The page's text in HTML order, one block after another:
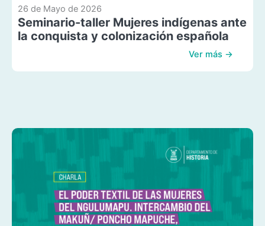
26 de Mayo de 2026
Seminario-taller Mujeres indígenas ante
la conquista y colonización española
Ver más →